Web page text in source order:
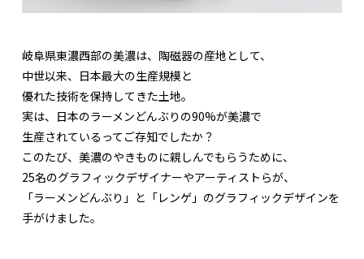
岐阜県東濃西部の美濃は、陶磁器の産地として、
中世以来、日本最大の生産規模と
優れた技術を保持してきた土地。
実は、日本のラーメンどんぶりの90%が美濃で
生産されているってご存知でしたか？
このたび、美濃のやきものに親しんでもらうために、
25名のグラフィックデザイナーやアーティストらが、
「ラーメンどんぶり」と「レンゲ」のグラフィックデザインを
手がけました。